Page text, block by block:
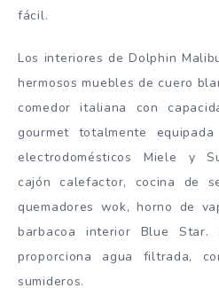
fácil.
Los interiores de Dolphin
hermosos muebles de cuero
comedor italiana con
gourmet totalmente
electrodomésticos Miele y
cajón calefactor, cocina de
quemadores wok, horno de
barbacoa interior Blue Star.
proporciona agua filtrada,
sumideros.